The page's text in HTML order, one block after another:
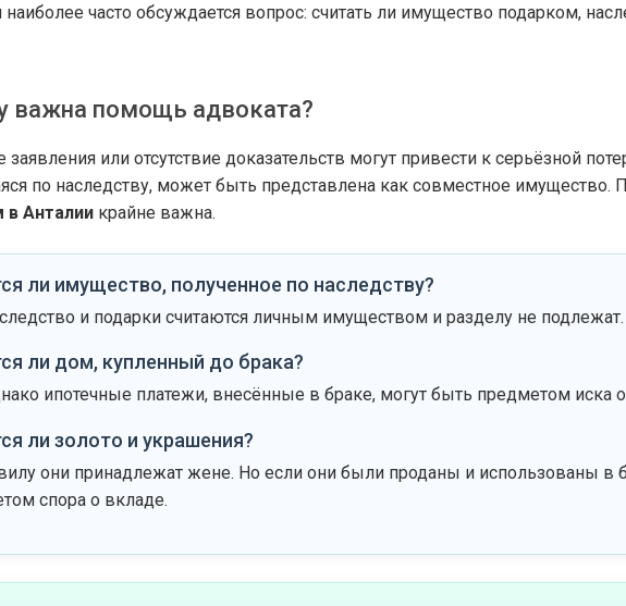
наиболее часто обсуждается вопрос: считать ли имущество подарком,
важна помощь адвоката?
или отсутствие доказательств могут привести к серьёзной
по наследству, может быть представлена как совместное имущество.
в Анталии крайне важна.
ли имущество, полученное по наследству?
и подарки считаются личным имуществом и разделу не подлежат.
ли дом, купленный до брака?
ипотечные платежи, внесённые в браке, могут быть предметом иска
ли золото и украшения?
они принадлежат жене. Но если они были проданы и использованы в
спора о вкладе.